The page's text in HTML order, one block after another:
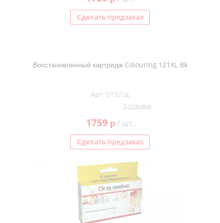
Сделать предзаказ
Восстановленный картридж Colouring 121XL Bk
Арт. 0192cg
0 отзывов
1759 p/ шт.
Сделать предзаказ